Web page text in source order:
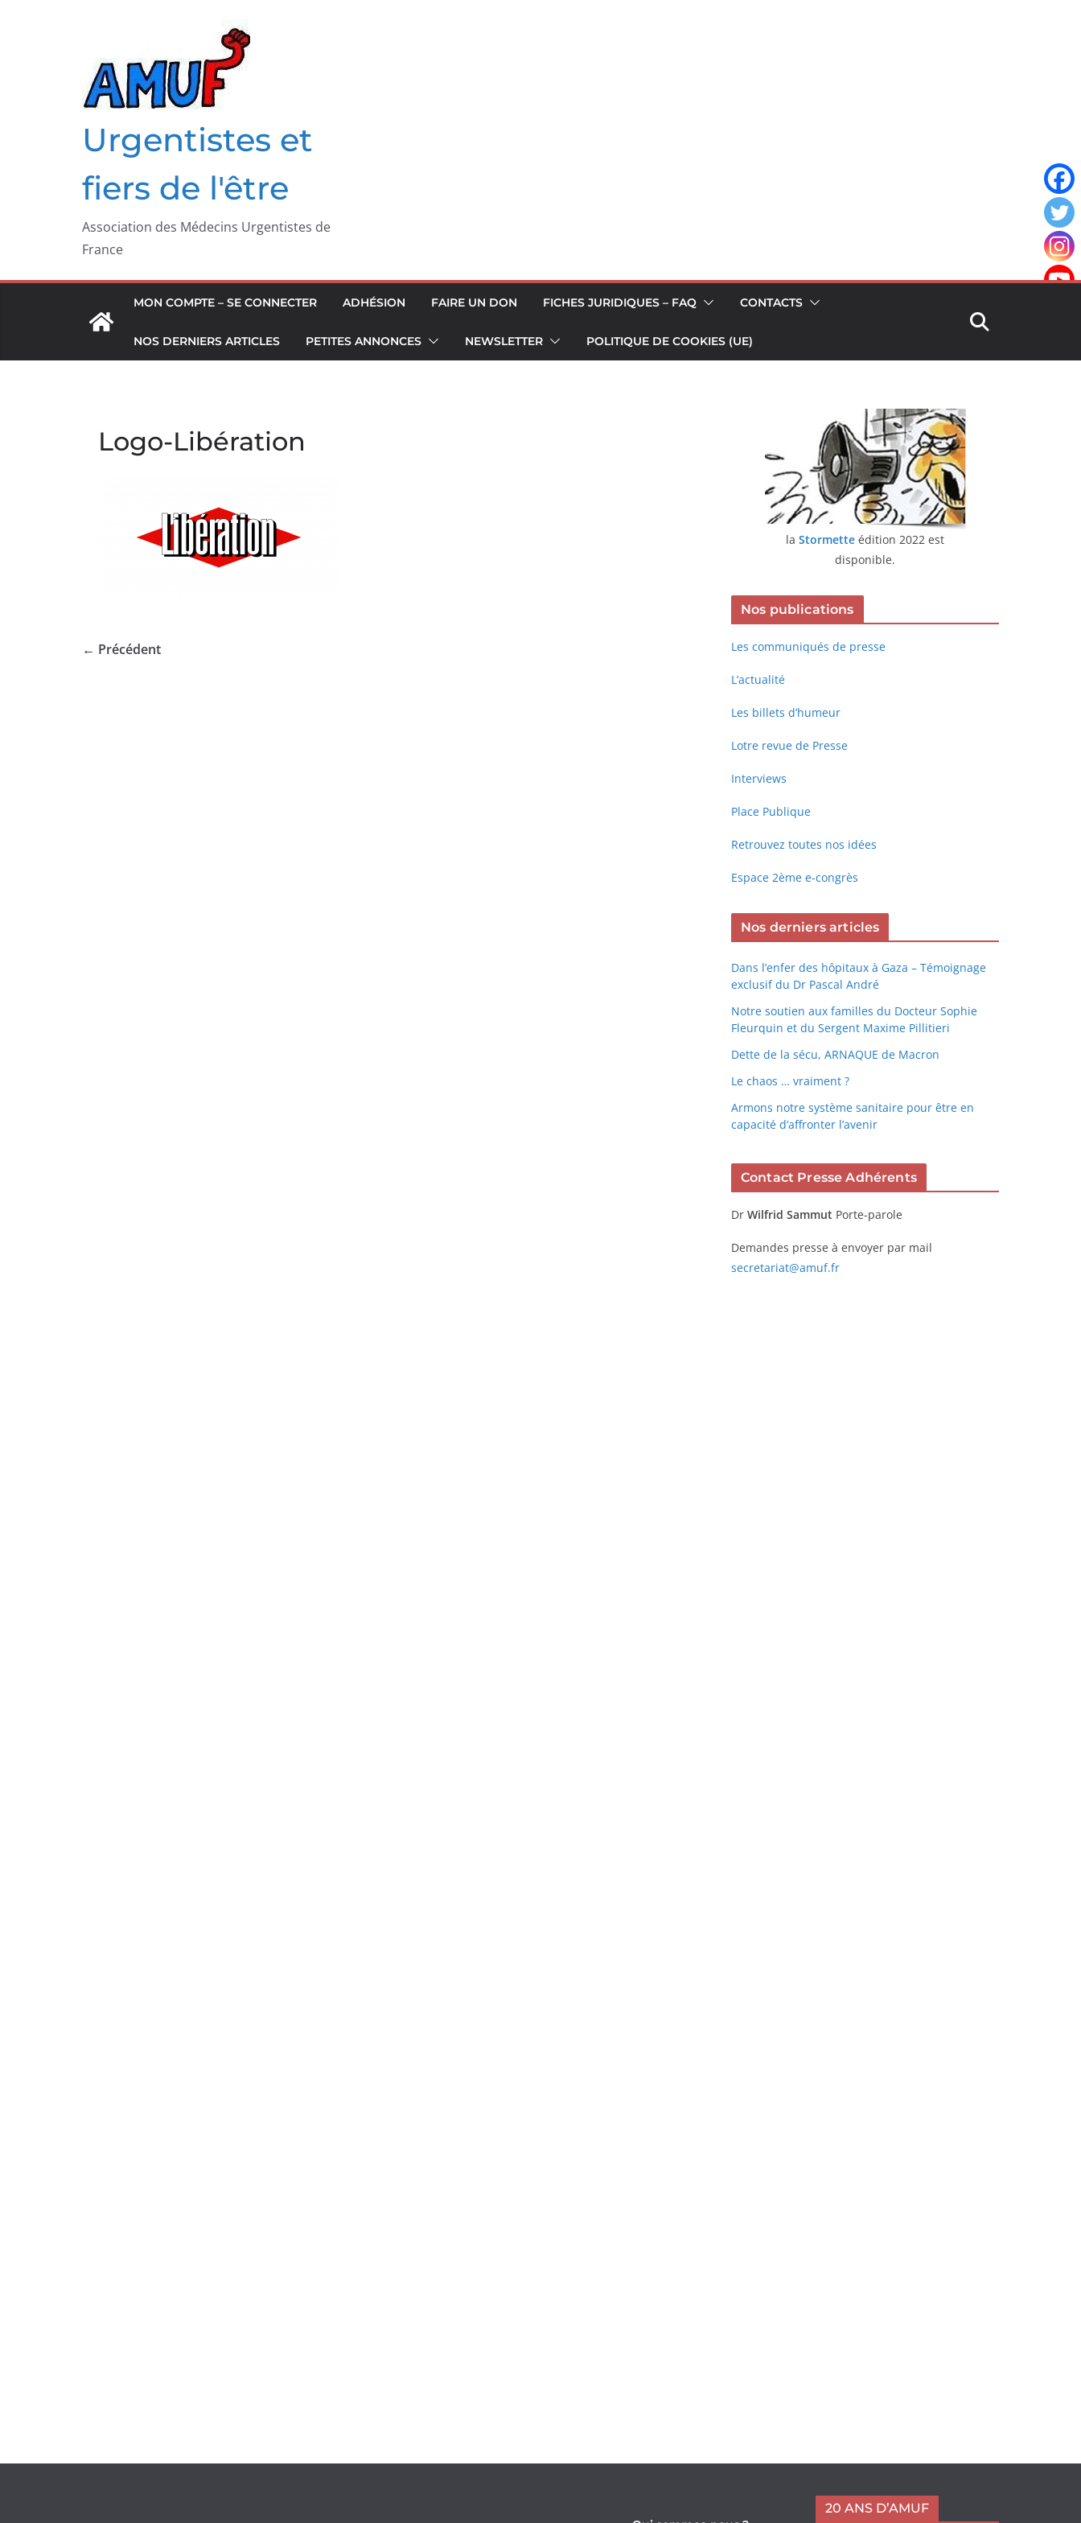
Urgentistes et
fiers de l'être
Association des Médecins Urgentistes de
France
MON COMPTE – SE CONNECTER ADHÉSION FAIRE UN DON FICHES JURIDIQUES – FAQ CONTACTS
NOS DERNIERS ARTICLES PETITES ANNONCES NEWSLETTER POLITIQUE DE COOKIES (UE)
Logo-Libération
← Précédent
la Stormette édition 2022 est
disponible.
Nos publications
Les communiqués de presse
L’actualité
Les billets d’humeur
Lotre revue de Presse
Interviews
Place Publique
Retrouvez toutes nos idées
Espace 2ème e-congrès
Nos derniers articles
Dans l’enfer des hôpitaux à Gaza – Témoignage
exclusif du Dr Pascal André
Notre soutien aux familles du Docteur Sophie
Fleurquin et du Sergent Maxime Pillitieri
Dette de la sécu, ARNAQUE de Macron
Le chaos … vraiment ?
Armons notre système sanitaire pour être en
capacité d’affronter l’avenir
Contact Presse Adhérents
Dr Wilfrid Sammut Porte-parole
Demandes presse à envoyer par mail
secretariat@amuf.fr
20 ANS D’AMUF